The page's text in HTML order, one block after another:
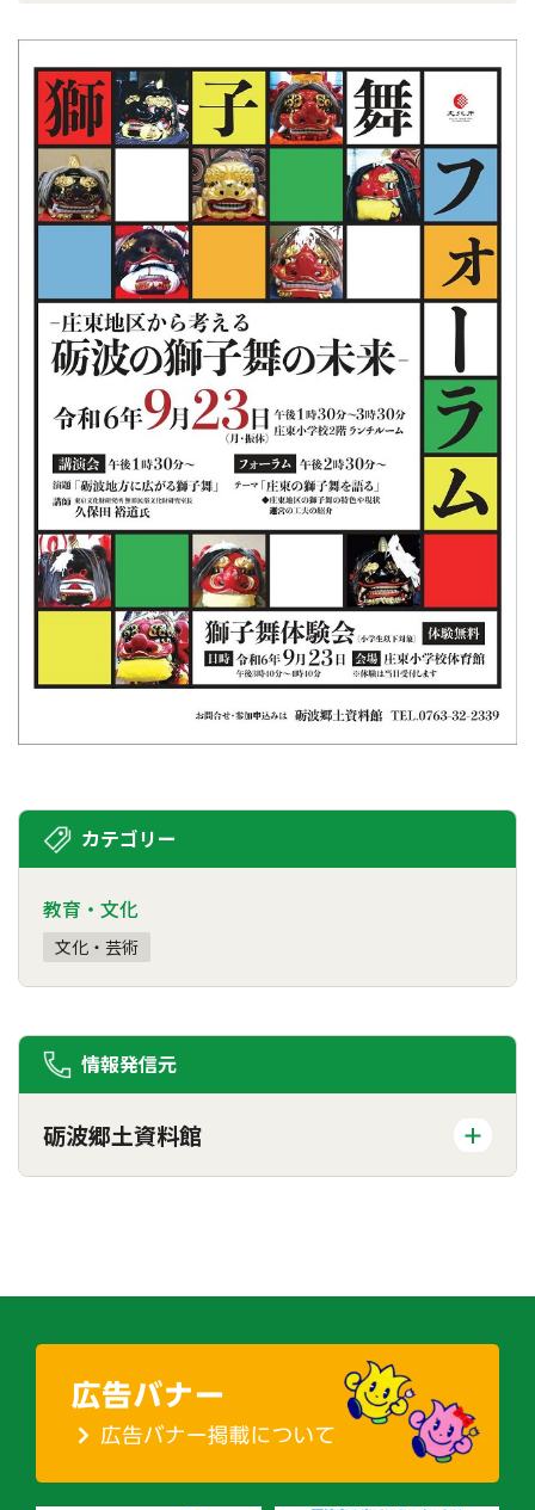
カテゴリー
教育・文化
文化・芸術
情報発信元
砺波郷土資料館